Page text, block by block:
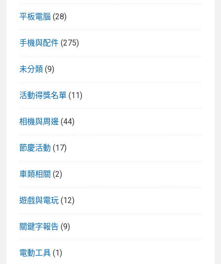
平板電腦 (28)
手機與配件 (275)
未分類 (9)
活動得獎名單 (11)
相機與周邊 (44)
節慶活動 (17)
車類相關 (2)
遊戲與電玩 (12)
關鍵字報告 (9)
電動工具 (1)